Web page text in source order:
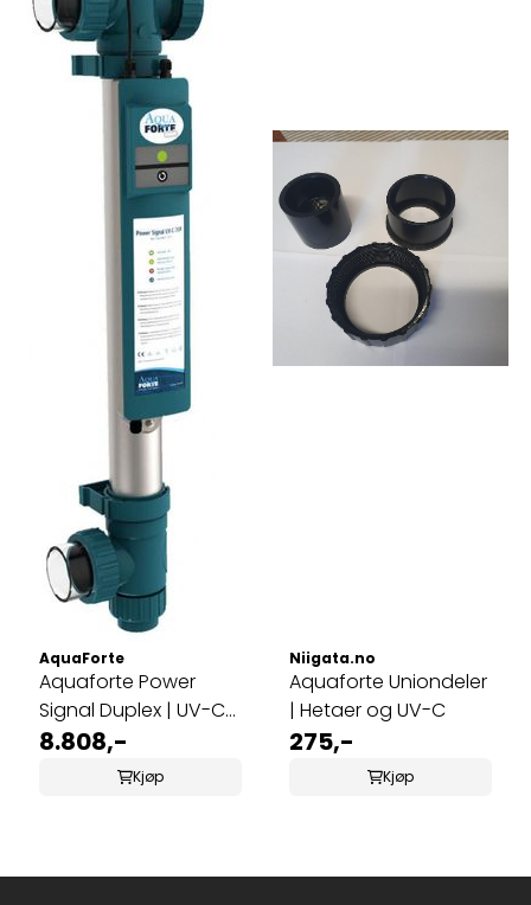
AquaForte
Aquaforte Power
Signal Duplex | UV-C
75W
8.808,-
Kjøp
Niigata.no
Aquaforte Uniondeler
| Hetaer og UV-C
275,-
Kjøp